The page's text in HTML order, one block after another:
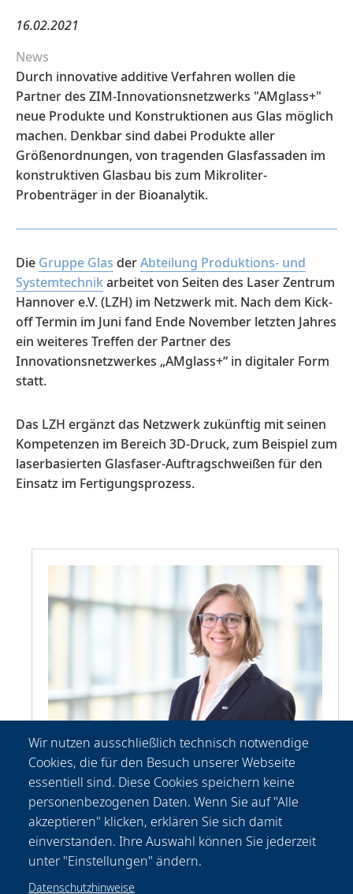
16.02.2021
News
Durch innovative additive Verfahren wollen die
Partner des ZIM-Innovationsnetzwerks "AMglass+"
neue Produkte und Konstruktionen aus Glas möglich
machen. Denkbar sind dabei Produkte aller
Größenordnungen, von tragenden Glasfassaden im
konstruktiven Glasbau bis zum Mikroliter-
Probenträger in der Bioanalytik.
Die Gruppe Glas derAbteilung Produktions- und
Systemtechnikarbeitet von Seiten des Laser Zentrum
Hannover e.V. (LZH) im Netzwerk mit. Nach dem Kick-
off Termin im Juni fand Ende November letzten Jahres
ein weiteres Treffen der Partner des
Innovationsnetzwerkes „AMglass+“ in digitaler Form
statt.
Das LZH ergänzt das Netzwerk zukünftig mit seinen
Kompetenzen im Bereich 3D-Druck, zum Beispiel zum
laserbasierten Glasfaser-Auftragschweißen für den
Einsatz im Fertigungsprozess.
Patricia Fischer
Kommunikation
+49-(0) 511 2788 156
presse@lzh.de
Wir nutzen ausschließlich technisch notwendige
Cookies, die für den Besuch unserer Webseite
essentiell sind. Diese Cookies speichern keine
personenbezogenen Daten. Wenn Sie auf "Alle
akzeptieren" klicken, erklären Sie sich damit
einverstanden. Ihre Auswahl können Sie jederzeit
unter "Einstellungen" ändern.
Datenschutzhinweise